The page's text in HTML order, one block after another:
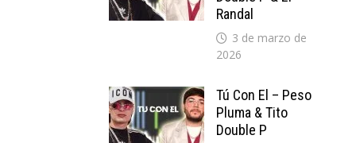
Randal
3 de marzo de
2026
Tú Con El – Peso
Pluma & Tito
Double P